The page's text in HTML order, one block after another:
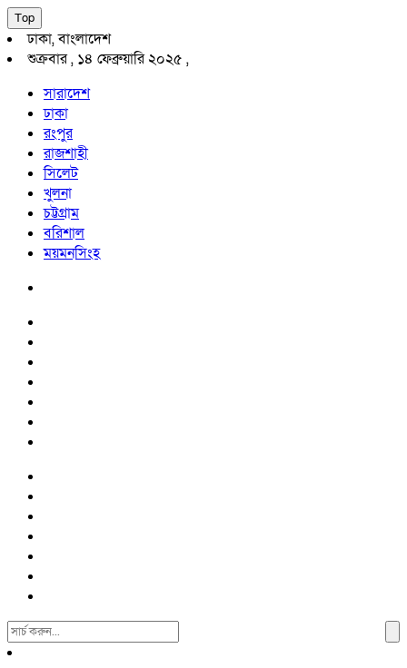
Top
ঢাকা, বাংলাদেশ
শুক্রবার , ১৪ ফেব্রুয়ারি ২০২৫ ,
সারাদেশ
ঢাকা
রংপুর
রাজশাহী
সিলেট
খুলনা
চট্টগ্রাম
বরিশাল
ময়মনসিংহ
Search
For: